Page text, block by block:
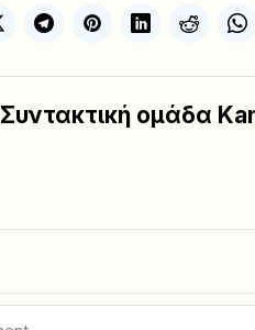
Συντακτική ομάδα